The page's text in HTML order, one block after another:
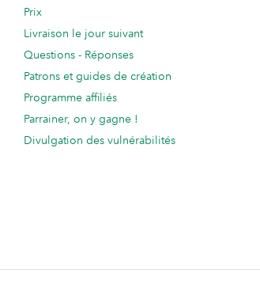
Prix
Livraison le jour suivant
Questions - Réponses
Patrons et guides de création
Programme affiliés
Parrainer, on y gagne !
Divulgation des vulnérabilités